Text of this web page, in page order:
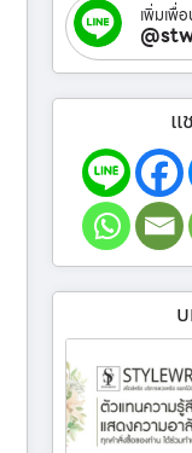
เพิ่มเพื่
แ